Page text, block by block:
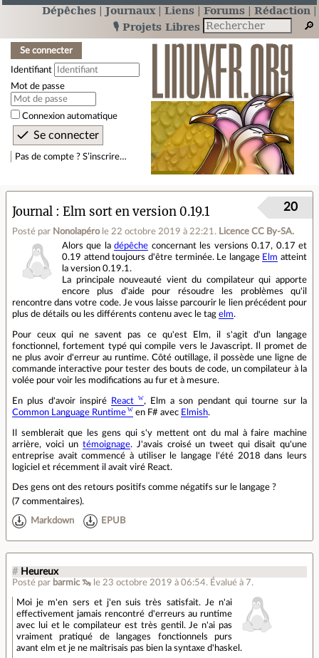
Dépêches Journaux Liens Forums
Rédaction
🎙️ Projets Libres
Se connecter
Identifiant
Mot de passe
Connexion automatique
Pas de compte ? S’inscrire…
Journal Elm sort en version 0.19.1
Posté par Nonolapéro le 22 octobre 2019 à 22:21 . Licence CC By‑SA.
20
Alors que ladépêche concernant les versions 0.17, 0.17 et
0.19 attend toujours d'être terminée. Le langage Elm atteint
la version 0.19.1.
La principale nouveauté vient du compilateur qui apporte
encore plus d'aide pour résoudre les problèmes qu'il
rencontre dans votre code. Je vous laisse parcourir le lien précédent pour
plus de détails ou les différents contenu avec le tag elm.
Pour ceux qui ne savent pas ce qu'est Elm, il s'agit d'un langage
fonctionnel, fortement typé qui compile vers le Javascript. Il promet de
ne plus avoir d'erreur au runtime. Côté outillage, il possède une ligne de
commande interactive pour tester des bouts de code, un compilateur à la
volée pour voir les modifications au fur et à mesure.
En plus d'avoir inspiré React
, Elm a son pendant qui tourne sur la
Common Language Runtime
en F# avec Elmish.
Il semblerait que les gens qui s'y mettent ont du mal à faire machine
arrière, voici un témoignage. J'avais croisé un tweet qui disait qu'une
entreprise avait commencé à utiliser le langage l'été 2018 dans leurs
logiciel et récemment il avait viré React.
Des gens ont des retours positifs comme négatifs sur le langage ?
(7 commentaires).
Markdown EPUB
# Heureux
Posté par barmic 🦦 le 23 octobre 2019 à 06:54. Évalué à 7.
Moi je m'en sers et j'en suis très satisfait. Je n'ai
effectivement jamais rencontré d'erreurs au runtime
avec lui et le compilateur est très gentil. Je n'ai pas
vraiment pratiqué de langages fonctionnels purs
avant elm et je ne maîtrisais pas bien la syntaxe d'haskel.